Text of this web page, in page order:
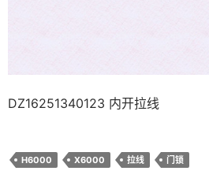
DZ16251340123 内开拉线
H6000 X6000 拉线 门锁